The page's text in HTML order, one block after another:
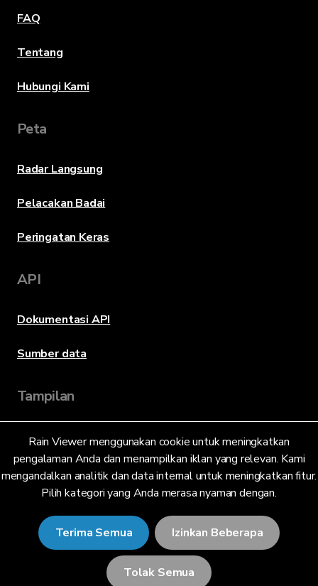
Rain Viewer menggunakan cookie untuk meningkatkan
pengalaman Anda dan menampilkan iklan yang relevan. Kami
mengandalkan analitik dan data internal untuk meningkatkan fitur.
Pilih kategori yang Anda merasa nyaman dengan.
Terima Semua Izinkan Beberapa
Tolak Semua
FAQ
Tentang
Hubungi Kami
Peta
Radar Langsung
Pelacakan Badai
Peringatan Keras
API
Dokumentasi API
Sumber data
Tampilan
Bahasa
Bahasa Indonesia (ID)